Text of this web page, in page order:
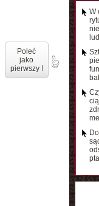
Poleć
jako
pierwszy !
W